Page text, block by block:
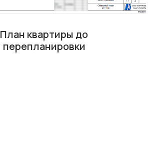
План квартиры до
перепланировки